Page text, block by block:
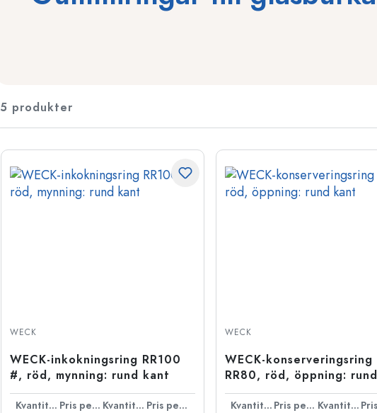
Konserveringsflaskor
5 produkter
WECK
WECK-inkokningsring RR100
#, röd, mynning: rund kant
Kvantitet Pris per styck Kvantitet
Pris per styck
WECK
WECK-konserveringsring
RR80, röd, öppning:
Kvantitet Pris per styck Kvantitet